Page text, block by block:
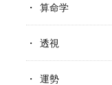
算命学
透視
運勢